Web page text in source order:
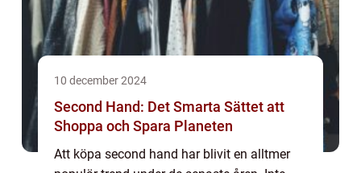
10 december 2024
Second Hand: Det Smarta Sättet att
Shoppa och Spara Planeten
Att köpa second hand har blivit en alltmer